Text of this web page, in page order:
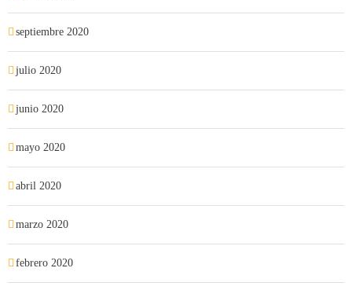
septiembre 2020
julio 2020
junio 2020
mayo 2020
abril 2020
marzo 2020
febrero 2020